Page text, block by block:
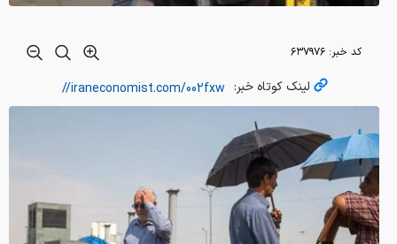
کد خبر: ۶۳۷۹۷۶
لینک کوتاه خبر: